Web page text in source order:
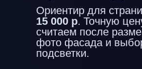
Ориентир для
15 000 р. Точную
считаем после
фото фасада и
подсветки.